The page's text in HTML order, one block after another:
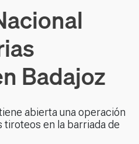
Badajoz
abierta una operación
tiroteos en la barriada de